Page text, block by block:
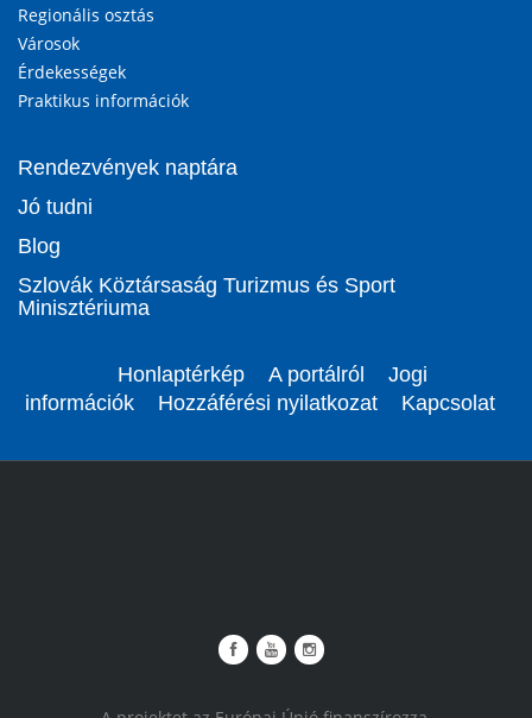
Regionális osztás
Városok
Érdekességek
Praktikus információk
Rendezvények naptára
Jó tudni
Blog
Szlovák Köztársaság Turizmus és Sport
Minisztériuma
Honlaptérkép A portálról
Jogi
információk
Hozzáférési nyilatkozat Kapcsolat